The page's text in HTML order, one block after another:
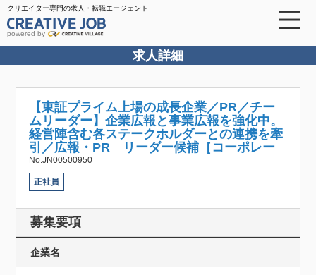
クリエイター専門の求人・転職エージェント
powered by
求人詳細
【東証プライム上場の成長企業／PR／チー
ムリーダー】企業広報と事業広報を強化中。
経営陣含む各ステークホルダーとの連携を牽
引／広報・PR リーダー候補［コーポレー
No.JN00500950
正社員
募集要項
企業名